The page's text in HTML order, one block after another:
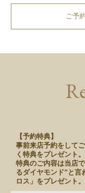
ご予
【予約特典】
事前来店予約をして
く特典をプレゼント。
特典のご内容は当店
るダイヤモンド”と言
ロス」をプレゼント。